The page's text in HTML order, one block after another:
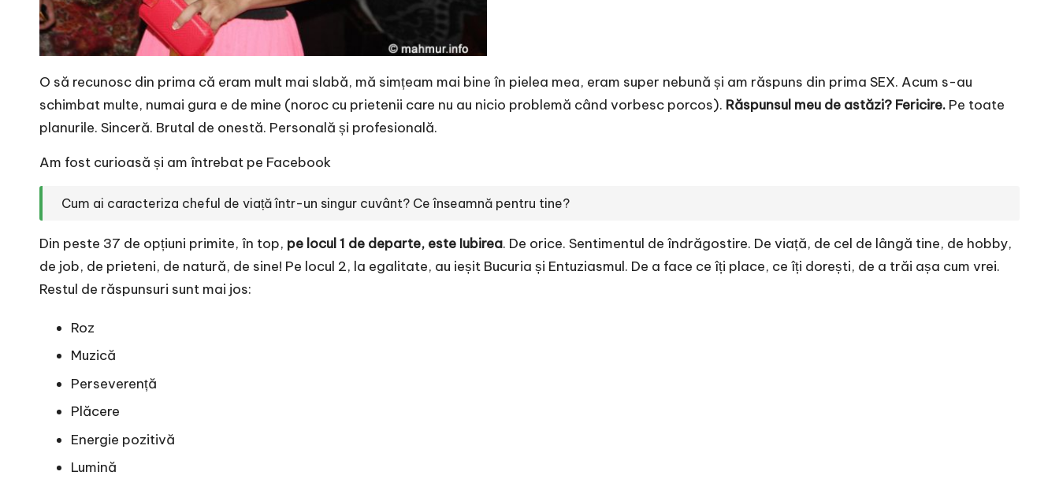
e
O să recunosc din prima că eram mult mai slabă, mă simțeam mai bine în pielea mea, eram super nebună și am răspuns din prima SEX. Acum s-au
schimbat multe, numai gura e de mine (noroc cu prietenii care nu au nicio problemă când vorbesc porcos). Răspunsul meu de astăzi? Fericire. Pe toate
planurile. Sinceră. Brutal de onestă. Personală și profesională.
Am fost curioasă și am întrebat pe Facebook
Cum ai caracteriza cheful de viață într-un singur cuvânt? Ce înseamnă pentru tine?
Din peste 37 de opțiuni primite, în top, pe locul 1 de departe, este Iubirea. De orice. Sentimentul de îndrăgostire. De viață, de cel de lângă tine, de hobby,
de job, de prieteni, de natură, de sine! Pe locul 2, la egalitate, au ieșit Bucuria și Entuziasmul. De a face ce îți place, ce îți dorești, de a trăi așa cum vrei.
Restul de răspunsuri sunt mai jos:
Roz
Muzică
Perseverență
Plăcere
Energie pozitivă
Lumină